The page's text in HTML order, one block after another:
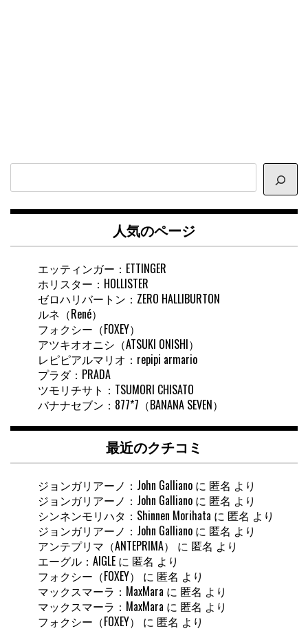
サ
内
索
人気のページ
エッティンガー：ETTINGER
ホリスター：HOLLISTER
ゼロハリバートン：ZERO HALLIBURTON
ルネ（René）
フォクシー（FOXEY）
アツキオオニシ（ATSUKI ONISHI）
レピピアルマリオ：repipi armario
プラダ：PRADA
ツモリチサト：TSUMORI CHISATO
バナナセブン：877*7（BANANA SEVEN）
最近のクチコミ
ジョンガリアーノ：John Galliano に 匿名 より
ジョンガリアーノ：John Galliano に 匿名 より
シンネンモリハタ：Shinnen Morihata に 匿名 より
ジョンガリアーノ：John Galliano に 匿名 より
アンテプリマ（ANTEPRIMA）
に 匿名 より
エーグル：AIGLE に 匿名 より
フォクシー（FOXEY）
に 匿名 より
マックスマーラ：MaxMara に 匿名 より
マックスマーラ：MaxMara に 匿名 より
フォクシー（FOXEY）
に 匿名 より